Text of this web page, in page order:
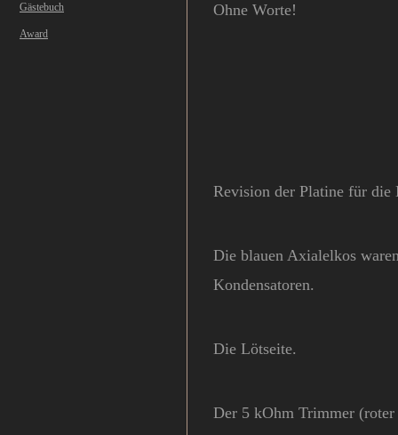
Gästebuch
Award
Ohne Worte!
Revision der Platine für die
Die blauen Axialelkos
Kondensatoren.
Die Lötseite.
Der 5 kOhm Trimmer